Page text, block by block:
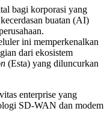
bagi korporasi yang
buatan (AI)
ini memperkenalkan
dari ekosistem
(Esta) yang diluncurkan
enterprise yang
SD-WAN dan modem